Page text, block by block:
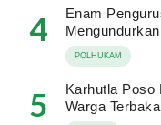
4
Enam
POLHUKAM
5
Karhutla Poso
Warga